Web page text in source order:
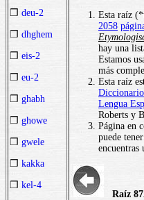
❒ deu-2
❒ dhghem
❒ eis-2
❒ eu-2
❒ ghabh
❒ ghowe
❒ gwele
❒ kakka
❒ kel-4
Esta raíz (*
2058
hay una
Estamos
más
Esta raíz
Lengua
Roberts y
Página en
puede
Raíz